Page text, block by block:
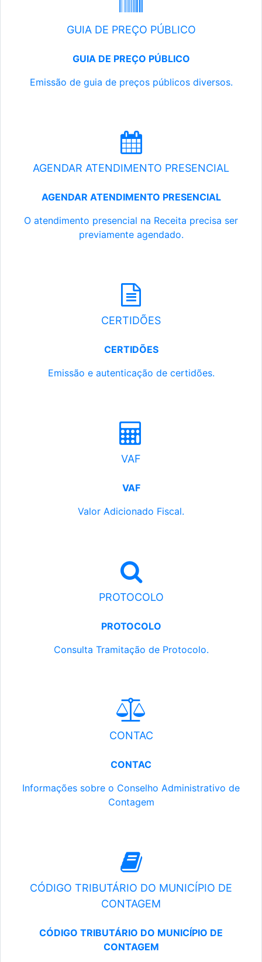
GUIA DE PREÇO PÚBLICO
GUIA DE PREÇO PÚBLICO
Emissão de guia de preços públicos diversos.
AGENDAR ATENDIMENTO PRESENCIAL
AGENDAR ATENDIMENTO PRESENCIAL
O atendimento presencial na Receita precisa ser
previamente agendado.
CERTIDÕES
CERTIDÕES
Emissão e autenticação de certidões.
VAF
VAF
Valor Adicionado Fiscal.
PROTOCOLO
PROTOCOLO
Consulta Tramitação de Protocolo.
CONTAC
CONTAC
Informações sobre o Conselho Administrativo de
Contagem
CÓDIGO TRIBUTÁRIO DO MUNICÍPIO DE
CONTAGEM
CÓDIGO TRIBUTÁRIO DO MUNICÍPIO DE
CONTAGEM